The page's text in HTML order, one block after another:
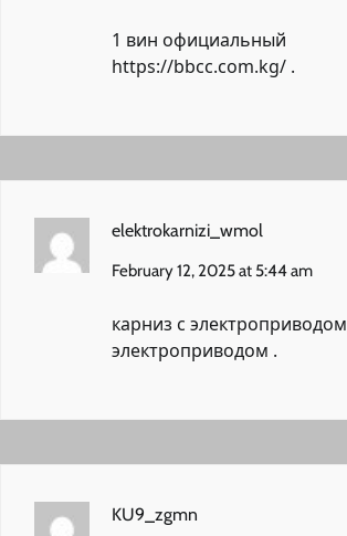
1 вин официальный
https://bbcc.com.kg/ .
elektrokarnizi_wmol
February 12, 2025 at 5:44 am
карниз с электроприводом
электроприводом .
KU9_zgmn